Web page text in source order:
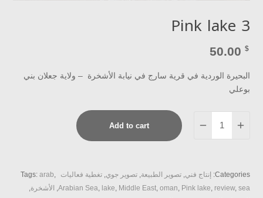
Pink lake 3
50.00 $
البحيرة الوردية في قرية سارج في نيابة الأشخرة – ولاية جعلان بني
بوعلي
lake
Add to cart
Categories: إنتاج فني, تصوير الطبيعة, تصوير جوي, تغطية فعاليات Tags: arab,
Arabian Sea, lake, Middle East, oman, Pink lake, review, sea
, الأشخرة,